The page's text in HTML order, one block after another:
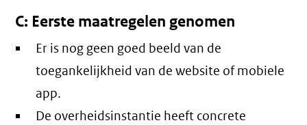
C: Eerste maatregelen genomen
Er is nog geen goed beeld van de
toegankelijkheid van de website of mobiele
app.
De overheidsinstantie heeft concrete